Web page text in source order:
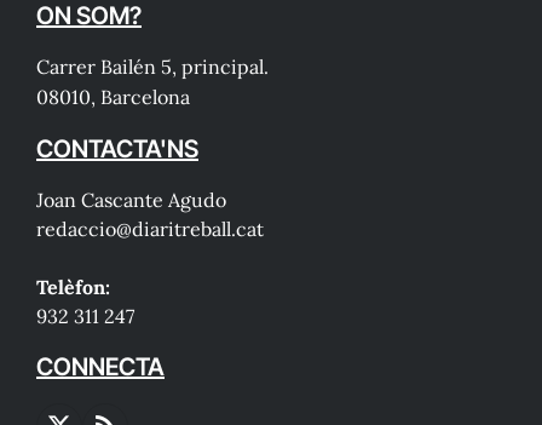
ON SOM?
Carrer Bailén 5, principal.
08010, Barcelona
CONTACTA'NS
Joan Cascante Agudo
redaccio@diaritreball.cat
Telèfon:
932 311 247
CONNECTA